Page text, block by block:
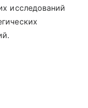
исследований